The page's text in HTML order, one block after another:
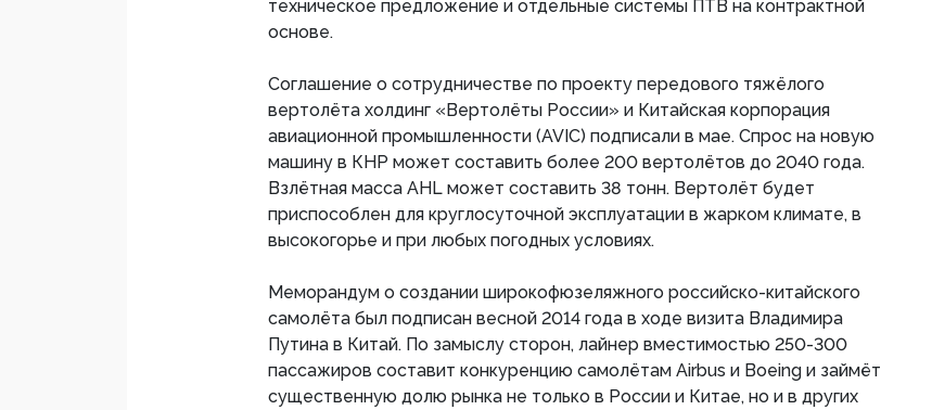
техническое предложение и отдельные системы ПТВ на контрактной
основе.
Соглашение о сотрудничестве по проекту передового тяжёлого
вертолёта холдинг «Вертолёты России» и Китайская корпорация
авиационной промышленности (AVIC) подписали в мае. Спрос на новую
машину в КНР может составить более 200 вертолётов до 2040 года.
Взлётная масса AHL может составить 38 тонн. Вертолёт будет
приспособлен для круглосуточной эксплуатации в жарком климате, в
высокогорье и при любых погодных условиях.
Меморандум о создании широкофюзеляжного российско-китайского
самолёта был подписан весной 2014 года в ходе визита Владимира
Путина в Китай. По замыслу сторон, лайнер вместимостью 250-300
пассажиров составит конкуренцию самолётам Airbus и Boeing и займёт
существенную долю рынка не только в России и Китае, но и в других